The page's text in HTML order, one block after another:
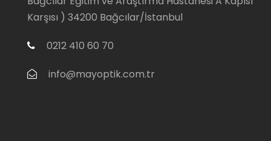
Karşısı ) 34200 Bağcılar/İstanbul
0212 410 60 70
info@mayoptik.com.tr